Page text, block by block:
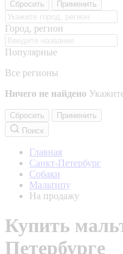
Сбросить Применить
Город, регион
Популярные
Все регионы
Ничего не найдено
Сбросить
Применить
Поиск
Главная
Санкт-Петербург
Собаки
Мальтипу
На продажу
Купить
Петербурге